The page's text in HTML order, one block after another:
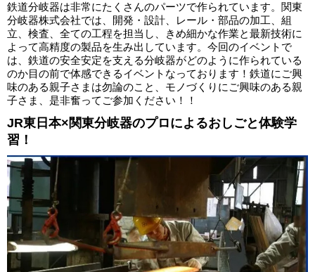
鉄道分岐器は非常にたくさんのパーツで作られています。関東
分岐器株式会社では、開発・設計、レール・部品の加工、組
立、検査、全ての工程を担当し、きめ細かな作業と最新技術に
よって高精度の製品を生み出しています。今回のイベントで
は、鉄道の安全安定を支える分岐器がどのように作られている
のか目の前で体感できるイベントなっております！鉄道にご興
味のある親子さまは勿論のこと、モノづくりにご興味のある親
子さま、是非奮ってご参加ください！！
JR東日本×関東分岐器のプロによるおしごと体験学
習！